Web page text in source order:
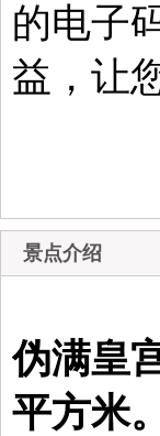
的电子
益，让
景点介绍
伪满皇
平方米